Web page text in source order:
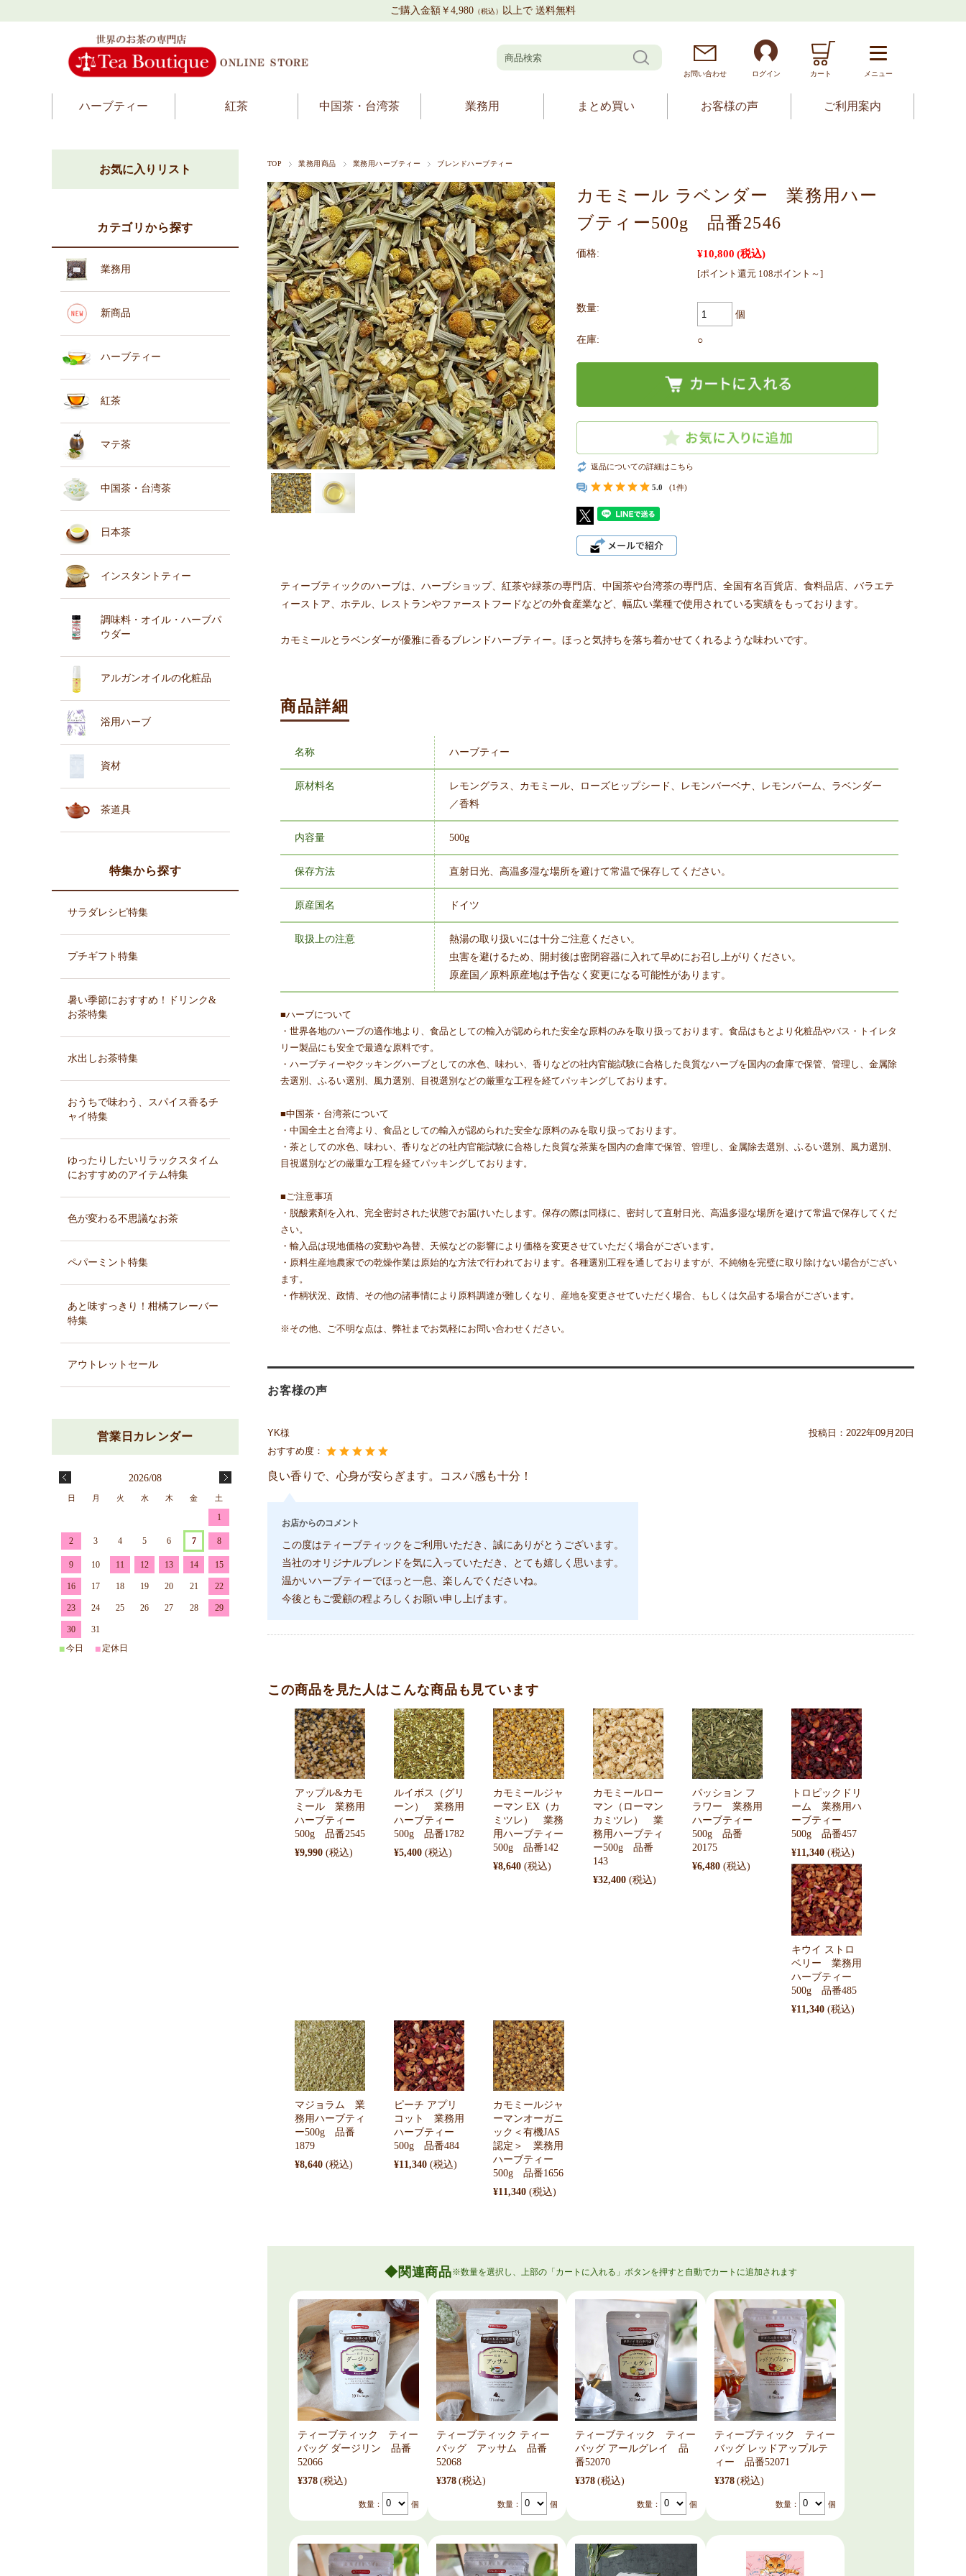
ご購入金額￥4,980 （税込） 以上で 送料無料
お問い合わせ ログイン カート メニュー
ハーブティー 紅茶 中国茶・台湾茶 業務用 まとめ買い お客様の声 ご利用案内
TOP 業務用商品 業務用ハーブティー ブレンドハーブティー
カモミール ラベンダー 業務用ハー
ブティー500g 品番2546
価格: ¥10,800 (税込)
[ポイント還元 108ポイント～]
数量:
個
在庫: ○
返品についての詳細はこちら
5.0 (1件)
ティーブティックのハーブは、ハーブショップ、紅茶や緑茶の専門店、中国茶や台湾茶の専門店、全国有名百貨店、食料品店、バラエテ
ィーストア、ホテル、レストランやファーストフードなどの外食産業など、幅広い業種で使用されている実績をもっております。
カモミールとラベンダーが優雅に香るブレンドハーブティー。ほっと気持ちを落ち着かせてくれるような味わいです。
商品詳細
名称 ハーブティー
原材料名
レモングラス、カモミール、ローズヒップシード、レモンバーベナ、レモンバーム、ラベンダー
／香料
内容量 500g
保存方法 直射日光、高温多湿な場所を避けて常温で保存してください。
原産国名 ドイツ
取扱上の注意
熱湯の取り扱いには十分ご注意ください。
虫害を避けるため、開封後は密閉容器に入れて早めにお召し上がりください。
原産国／原料原産地は予告なく変更になる可能性があります。
■ハーブについて
・世界各地のハーブの適作地より、食品としての輸入が認められた安全な原料のみを取り扱っております。食品はもとより化粧品やバス・トイレタ
リー製品にも安全で最適な原料です。
・ハーブティーやクッキングハーブとしての水色、味わい、香りなどの社内官能試験に合格した良質なハーブを国内の倉庫で保管、管理し、金属除
去選別、ふるい選別、風力選別、目視選別などの厳重な工程を経てパッキングしております。
■中国茶・台湾茶について
・中国全土と台湾より、食品としての輸入が認められた安全な原料のみを取り扱っております。
・茶としての水色、味わい、香りなどの社内官能試験に合格した良質な茶葉を国内の倉庫で保管、管理し、金属除去選別、ふるい選別、風力選別、
目視選別などの厳重な工程を経てパッキングしております。
■ご注意事項
・脱酸素剤を入れ、完全密封された状態でお届けいたします。保存の際は同様に、密封して直射日光、高温多湿な場所を避けて常温で保存してくだ
さい。
・輸入品は現地価格の変動や為替、天候などの影響により価格を変更させていただく場合がございます。
・原料生産地農家での乾燥作業は原始的な方法で行われております。各種選別工程を通しておりますが、不純物を完璧に取り除けない場合がござい
ます。
・作柄状況、政情、その他の諸事情により原料調達が難しくなり、産地を変更させていただく場合、もしくは欠品する場合がございます。
※その他、ご不明な点は、弊社までお気軽にお問い合わせください。
お客様の声
YK様 投稿日： 2022年09月20日
おすすめ度：
良い香りで、心身が安らぎます。コスパ感も十分！
お店からのコメント
この度はティーブティックをご利用いただき、誠にありがとうございます。
当社のオリジナルブレンドを気に入っていただき、とても嬉しく思います。
温かいハーブティーでほっと一息、楽しんでくださいね。
今後ともご愛顧の程よろしくお願い申し上げます。
この商品を見た人はこんな商品も見ています
アップル&カモ
ミール 業務用
ハーブティー
500g 品番2545
¥9,990
ルイボス（グリ
ーン） 業務用
ハーブティー
500g 品番1782
¥5,400
カモミールジャ
ーマン EX（カ
ミツレ） 業務
用ハーブティー
500g 品番142
¥8,640
カモミールロー
マン（ローマン
カミツレ） 業
務用ハーブティ
ー500g 品番
143
¥32,400
パッション フ
ラワー 業務用
ハーブティー
500g 品番
20175
¥6,480
トロピックドリ
ーム 業務用ハ
ーブティー
500g 品番457
¥11,340
キウイ ストロ
ベリー 業務用
ハーブティー
500g 品番485
¥11,340
マジョラム 業
務用ハーブティ
ー500g 品番
1879
¥8,640
ピーチ アプリ
コット 業務用
ハーブティー
500g 品番484
¥11,340
カモミールジャ
ーマンオーガニ
ック＜有機JAS
認定＞ 業務用
ハーブティー
500g 品番1656
¥11,340
関連商品
ティーブティック ティー
バッグ ダージリン 品番
52066
¥378 (税込)
数量： 個
ティーブティック ティー
バッグ アッサム 品番
52068
¥378 (税込)
数量： 個
ティーブティック ティー
バッグ アールグレイ 品
番52070
¥378 (税込)
数量： 個
ティーブティック ティー
バッグ レッドアップルテ
ィー 品番52071
¥378 (税込)
数量： 個
お気に入りリスト
カテゴリから探す
業務用
新商品
ハーブティー
紅茶
マテ茶
中国茶・台湾茶
日本茶
インスタントティー
調味料・オイル・ハーブパ
ウダー
アルガンオイルの化粧品
浴用ハーブ
資材
茶道具
特集から探す
サラダレシピ特集
プチギフト特集
暑い季節におすすめ！ドリンク&
お茶特集
水出しお茶特集
おうちで味わう、スパイス香るチ
ャイ特集
ゆったりしたいリラックスタイム
におすすめのアイテム特集
色が変わる不思議なお茶
ペパーミント特集
あと味すっきり！柑橘フレーバー
特集
アウトレットセール
2026/08
日 月 火 水 木 金 土
1
2 3 4 5 6 7 8
9 10 11 12 13 14 15
16 17 18 19 20 21 22
23 24 25 26 27 28 29
30 31
■今日 ■ 定休日